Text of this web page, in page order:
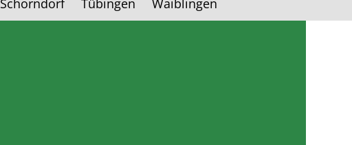
Schorndorf Tübingen Waiblingen